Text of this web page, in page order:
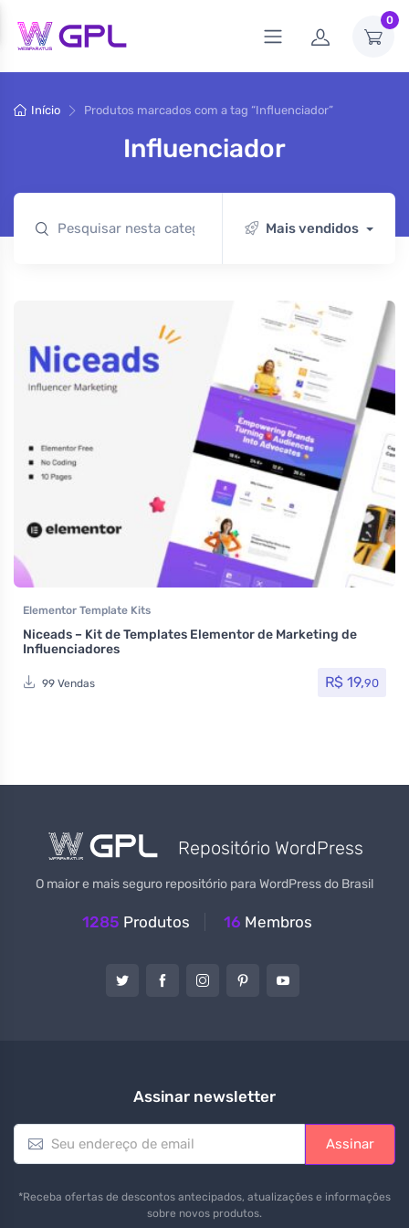
0
Início Produtos marcados com a tag “Influenciador”
Influenciador
Mais vendidos
Elementor Template Kits
Niceads – Kit de Templates Elementor de Marketing de
Influenciadores
99 Vendas R$ 19,90
Repositório WordPress
O maior e mais seguro repositório para WordPress do Brasil
1285 Produtos 16 Membros
Assinar newsletter
E
a
Assinar
*Receba ofertas de descontos antecipados, atualizações e informações
sobre novos produtos.